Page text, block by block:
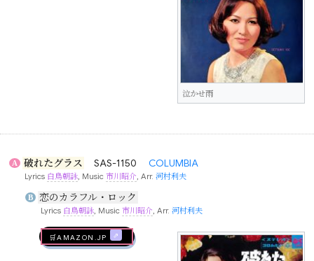
泣かせ雨
A 破れたグラス SAS-1150 COLUMBIA
Lyrics 白鳥朝詠 , Music市川昭介 , Arr.河村利夫
B 恋のカラフル・ロック
Lyrics 白鳥朝詠, Music 市川昭介, Arr. 河村利夫
🛒AMAZON.jp